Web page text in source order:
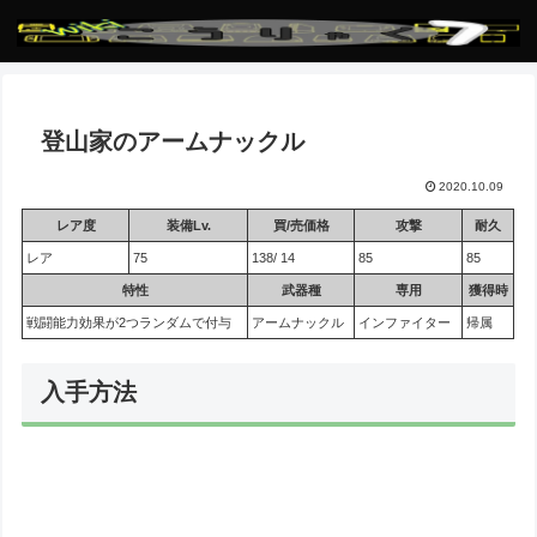
登山家のアームナックル
2020.10.09
レア度 装備Lv. 買/売価格 攻撃 耐久
レア 75 138/ 14 85 85
特性 武器種 専用 獲得時
戦闘能力効果が2つランダムで付与 アームナックル インファイター 帰属
入手方法